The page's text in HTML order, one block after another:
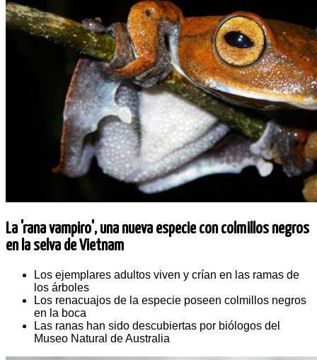
La 'rana vampiro', una nueva especie con colmillos negros
en la selva de Vietnam
Los ejemplares adultos viven y crían en las ramas de
los árboles
Los renacuajos de la especie poseen colmillos negros
en la boca
Las ranas han sido descubiertas por biólogos del
Museo Natural de Australia